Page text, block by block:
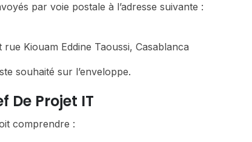
par voie postale à l’adresse suivante :
Kiouam Eddine Taoussi, Casablanca
souhaité sur l’enveloppe.
De Projet IT
comprendre :